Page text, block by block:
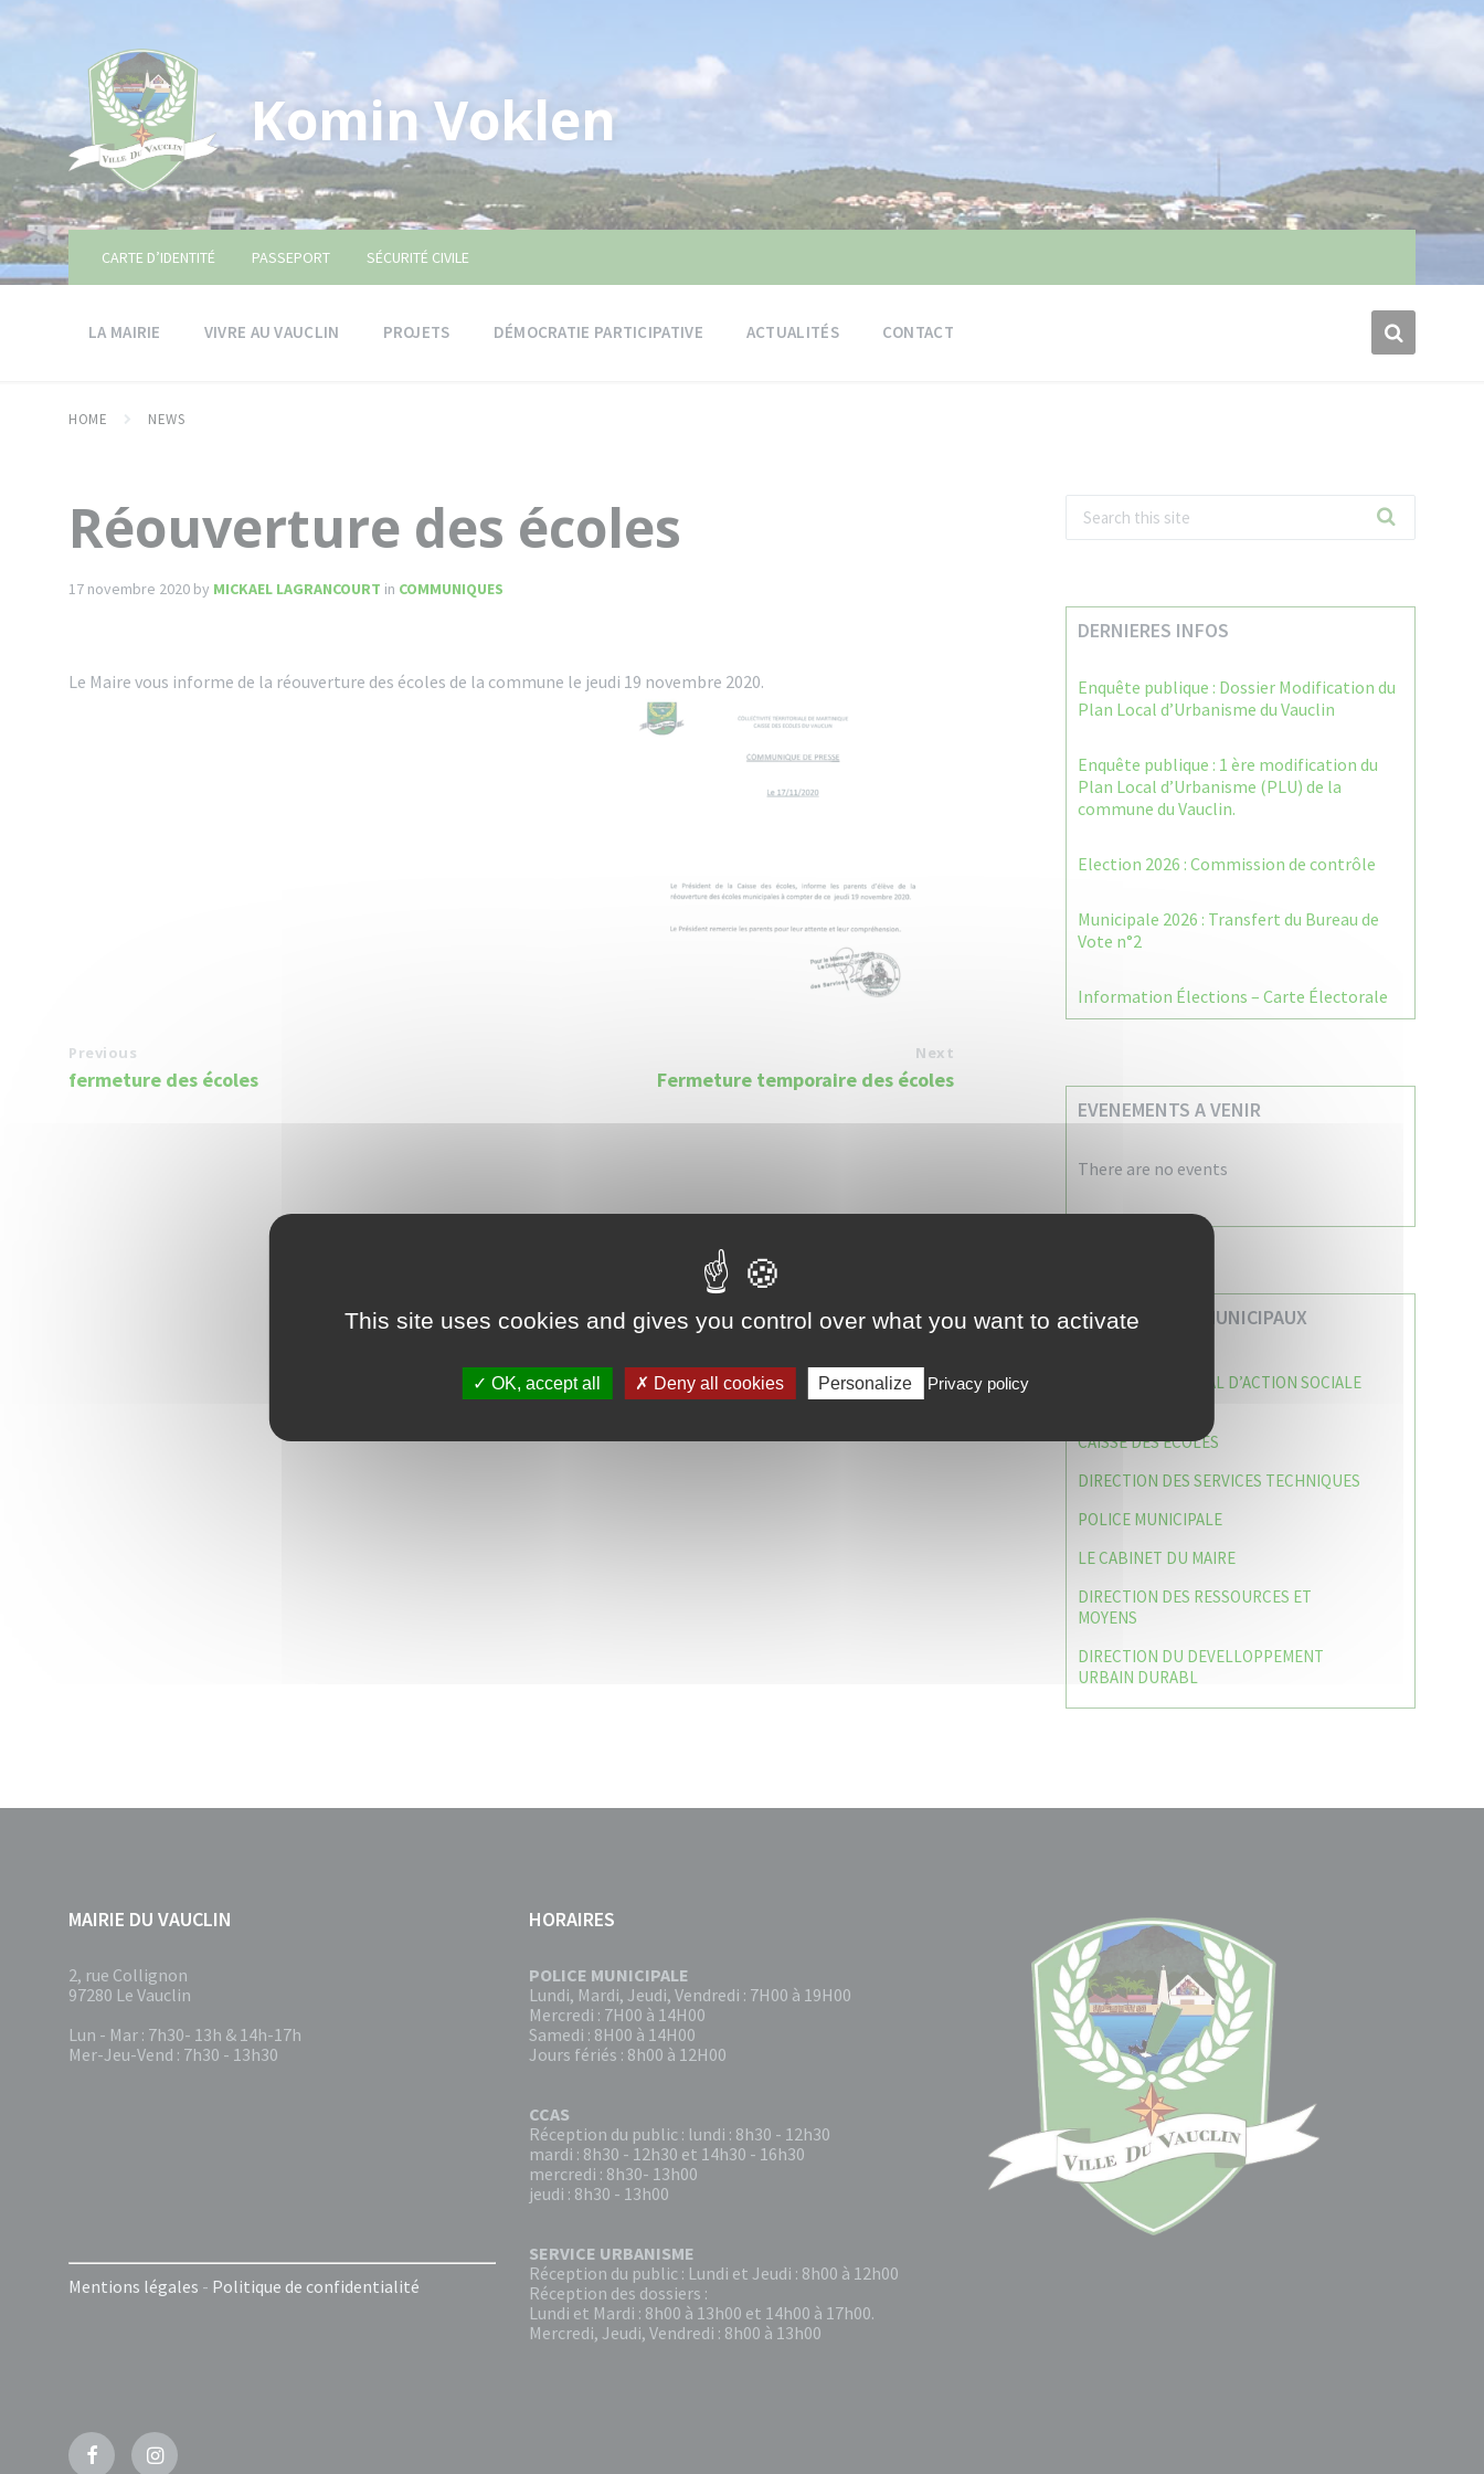
Komin Voklen
CARTE D’IDENTITÉ PASSEPORT SÉCURITÉ CIVILE
LA MAIRIE VIVRE AU VAUCLIN PROJETS DÉMOCRATIE PARTICIPATIVE ACTUALITÉS CONTACT
HOME NEWS
Réouverture des écoles
17 novembre 2020 by MICKAEL LAGRANCOURT in COMMUNIQUES
Le Maire vous informe de la réouverture des écoles de la commune le jeudi 19 novembre 2020.
Previous
fermeture des écoles
Next
Fermeture temporaire des écoles
DERNIERES INFOS
Enquête publique : Dossier Modification du
Plan Local d’Urbanisme du Vauclin
Enquête publique : 1 ère modification du
Plan Local d’Urbanisme (PLU) de la
commune du Vauclin.
Election 2026 : Commission de contrôle
Municipale 2026 : Transfert du Bureau de
Vote n°2
Information Élections – Carte Électorale
EVENEMENTS A VENIR
There are no events
VOS SERVICES MUNICIPAUX
CENTRE COMMUNAL D’ACTION SOCIALE
CAISSE DES ÉCOLES
DIRECTION DES SERVICES TECHNIQUES
POLICE MUNICIPALE
LE CABINET DU MAIRE
DIRECTION DES RESSOURCES ET
MOYENS
DIRECTION DU DEVELLOPPEMENT
URBAIN DURABL
MAIRIE DU VAUCLIN
2, rue Collignon
97280 Le Vauclin
Lun - Mar : 7h30- 13h & 14h-17h
Mer-Jeu-Vend : 7h30 - 13h30
Mentions légales - Politique de confidentialité
HORAIRES
POLICE MUNICIPALE
Lundi, Mardi, Jeudi, Vendredi : 7H00 à 19H00
Mercredi : 7H00 à 14H00
Samedi : 8H00 à 14H00
Jours fériés : 8h00 à 12H00
CCAS
Réception du public : lundi : 8h30 - 12h30
mardi : 8h30 - 12h30 et 14h30 - 16h30
mercredi : 8h30- 13h00
jeudi : 8h30 - 13h00
SERVICE URBANISME
Réception du public : Lundi et Jeudi : 8h00 à 12h00
Réception des dossiers :
Lundi et Mardi : 8h00 à 13h00 et 14h00 à 17h00.
Mercredi, Jeudi, Vendredi : 8h00 à 13h00
FacebookInstagram
This site uses cookies and gives you control over what you want to activate
OK, accept all Deny all cookies Personalize Privacy policy